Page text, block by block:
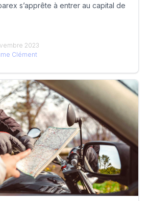
s’apprête à entrer au capital de
2023
Clément